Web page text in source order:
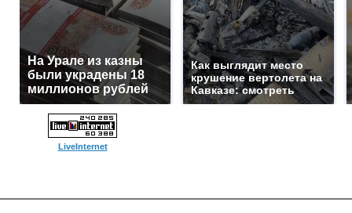
На Урале из казны
были украдены 18
миллионов рублей
Как выглядит место
крушение вертолета на
Кавказе: смотреть
LiveInternet